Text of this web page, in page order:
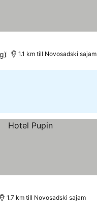
1.1 km till Novosadski sajam
1.7 km till Novosadski sajam